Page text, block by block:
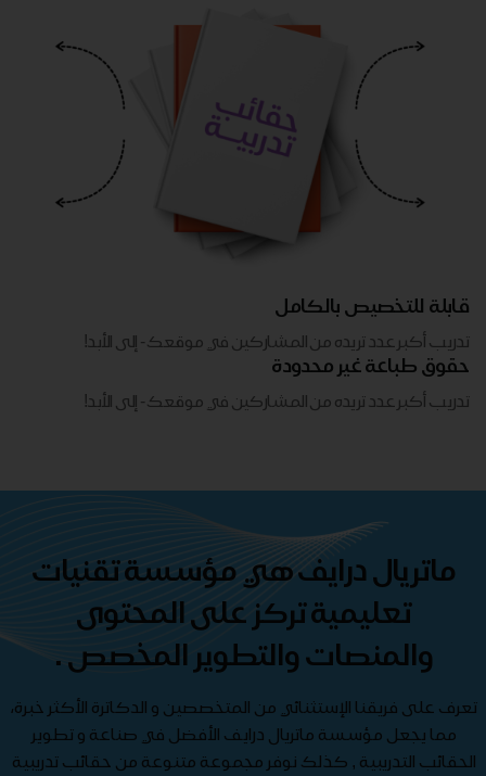
قابلة للتخصيص بالكامل
تدريب أكبر عدد تريده من المشاركين في موقعك - ​​إلى الأبد!
حقوق طباعة غير محدودة
تدريب أكبر عدد تريده من المشاركين في موقعك - ​​إلى الأبد!
ماتريال درايف هي مؤسسة تقنيات
تعليمية تركز على المحتوى
والمنصات والتطوير المخصص .
تعرف على فريقنا الإستثنائي من المتخصصين و الدكاترة الأكثر خبرة،
مما يجعل مؤسسة ماتريال درايف الأفضل في صناعة و تطوير
الحقائب التدريبية , كذلك نوفر مجموعة متنوعة من حقائب تدريبية